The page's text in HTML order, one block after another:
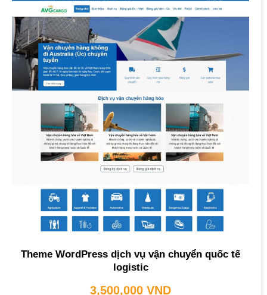
Theme WordPress dịch vụ vận chuyển quốc tế
logistic
3,500,000 VND